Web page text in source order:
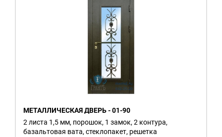
МЕТАЛЛИЧЕСКАЯ ДВЕРЬ - 01-90
2 листа 1,5 мм, порошок, 1 замок, 2 контура,
базальтовая вата, стеклопакет, решетка